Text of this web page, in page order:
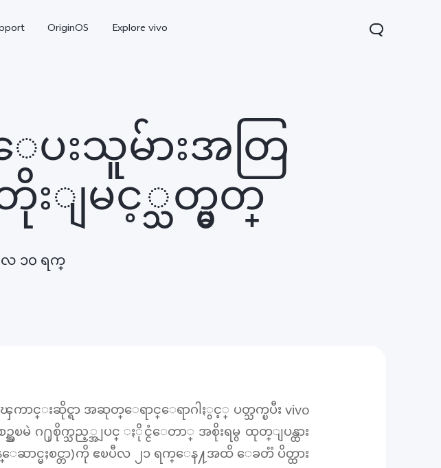
OriginOS Explore vivo
new V50 Lite new V40 Lite
ပးသူမ်ားအတြ
ျမင့္သတ္မွတ္
လ ၁၀ ရက္
ာင္းဆိုင္ရာ အဆုတ္ေရာင္ေရာဂါႏွင့္ ပတ္သက္ၿပီး vivo
ၿမဲ ဂ႐ုစိုက္သည့္အျပင္ ႏိုင္ငံေတာ္ အစိုးရမွ ထုတ္ျပန္ထား
ေဆာင္မႈစင္တာ)ကို ဧၿပီလ ၂၁ ရက္ေန႔အထိ ေခတၱ ပိတ္ထား